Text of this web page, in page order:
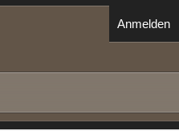
Anmelden